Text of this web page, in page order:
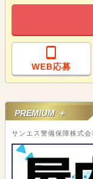
WEB応募
PREMIUM ＋
サンエス警備保障株式